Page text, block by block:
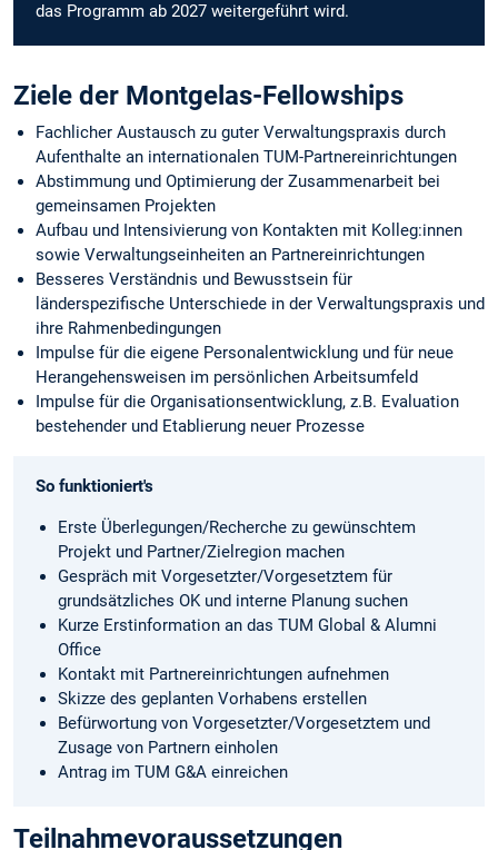
das Programm ab 2027 weitergeführt wird.
Ziele der Montgelas-Fellowships
Fachlicher Austausch zu guter Verwaltungspraxis durch
Aufenthalte an internationalen TUM-Partnereinrichtungen
Abstimmung und Optimierung der Zusammenarbeit bei
gemeinsamen Projekten
Aufbau und Intensivierung von Kontakten mit Kolleg:innen
sowie Verwaltungseinheiten an Partnereinrichtungen
Besseres Verständnis und Bewusstsein für
länderspezifische Unterschiede in der Verwaltungspraxis und
ihre Rahmenbedingungen
Impulse für die eigene Personalentwicklung und für neue
Herangehensweisen im persönlichen Arbeitsumfeld
Impulse für die Organisationsentwicklung, z.B. Evaluation
bestehender und Etablierung neuer Prozesse
So funktioniert's
Erste Überlegungen/Recherche zu gewünschtem
Projekt und Partner/Zielregion machen
Gespräch mit Vorgesetzter/Vorgesetztem für
grundsätzliches OK und interne Planung suchen
Kurze Erstinformation an das TUM Global & Alumni
Office
Kontakt mit Partnereinrichtungen aufnehmen
Skizze des geplanten Vorhabens erstellen
Befürwortung von Vorgesetzter/Vorgesetztem und
Zusage von Partnern einholen
Antrag im TUM G&A einreichen
Teilnahmevoraussetzungen